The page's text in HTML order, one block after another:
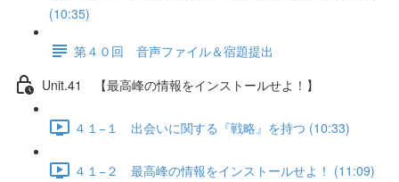
(10:35)
第４０回 音声ファイル＆宿題提出
Unit.41 【最高峰の情報をインストールせよ！】
４１−１ 出会いに関する『戦略』を持つ (10:33)
４１−２ 最高峰の情報をインストールせよ！ (11:09)